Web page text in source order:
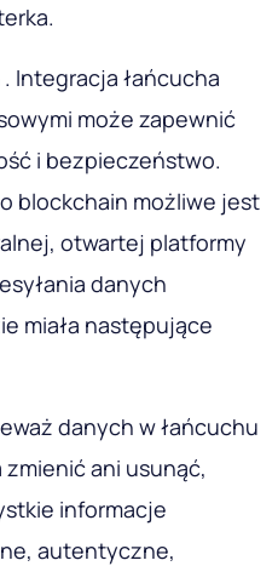
. Integracja łańcucha
może zapewnić
i bezpieczeństwo.
blockchain możliwe jest
otwartej platformy
danych
miała następujące
danych w łańcuchu
ani usunąć,
informacje
autentyczne,